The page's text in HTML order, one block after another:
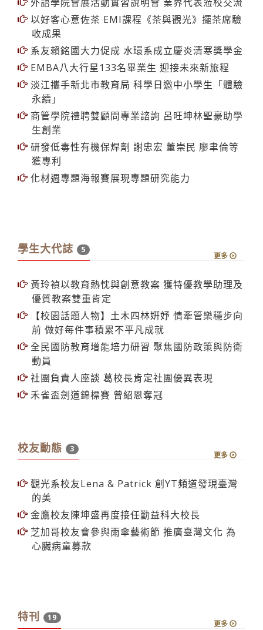
系友賴銘國大力促成 水環系成立慶炎清寒獎學金
EMBA八大行星133名畢業生 迎接未來新旅程
淡江攜手新北市教育局 科學日邀中小學生「體驗
永續」
商管學院禮聘雙顧問專業諮詢 呂旺坤林聖豪助學
生創業
研發低毒性有機保焊劑 謝忠宏 董崇民 廖聿倫等
獲專利
化材週專題海報賽展現專題研究能力
黃玲禎以教育熱忱與創意教案 獲特優教學助理及
優質教案雙重肯定
前 做好每件事積累不平凡成就
全民國防教育增能培力研習 聚焦國防政策與防衛
動員
社團負責人座談 葛校長肯定社團優異表現
禾雀盃劍道錦標賽 曾紹恩奪冠
校友動態
觀光系校友Lena & Patrick 創YT頻道發現臺灣
的美
芝加哥校友會參與雨傘藝術節 推廣臺灣文化 為
心臟病童募款
【AI+SDGs=∞ 企業最愛】跨域學習 所向披靡／
董事長張家宜